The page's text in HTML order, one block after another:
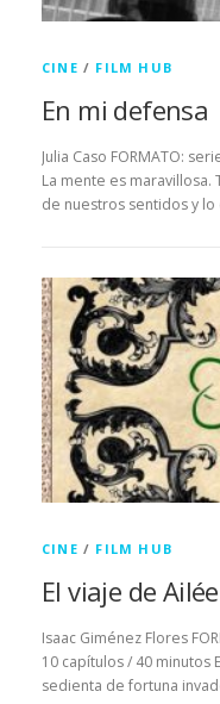
CINE / FILM HUB
En mi defensa
Julia Caso FORMATO:
La mente es
de nuestros sentidos y
CINE / FILM HUB
El viaje de
Isaac Giménez Flores
10 capítulos / 40 minutos
sedienta de fortuna